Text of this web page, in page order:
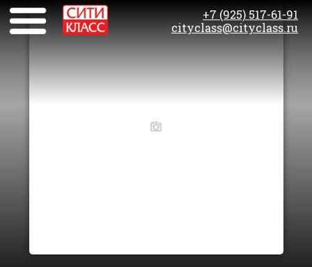
+7 (925) 517-61-91
cityclass@cityclass.ru